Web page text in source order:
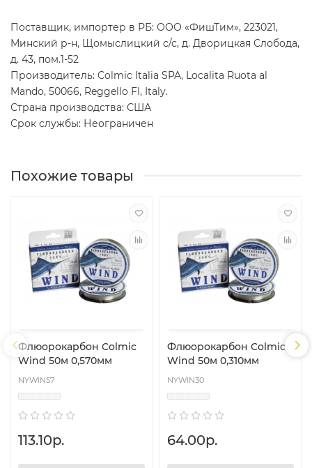
Поставщик, импортер в РБ: ООО «ФишТим», 223021,
Минский р-н, Щомыслицкий с/с, д. Дворицкая Слобода,
д. 43, пом.1-52
Производитель: Colmic Italia SPA, Localita Ruota al
Mando, 50066, Reggello FI, Italy.
Страна производства: США
Срок службы: Неограничен
Похожие товары
Флюорокарбон Colmic
Wind 50м 0,570мм
NYWIN57
113.10р.
Флюорокарбон Colmic
Wind 50м 0,310мм
NYWIN30
64.00р.